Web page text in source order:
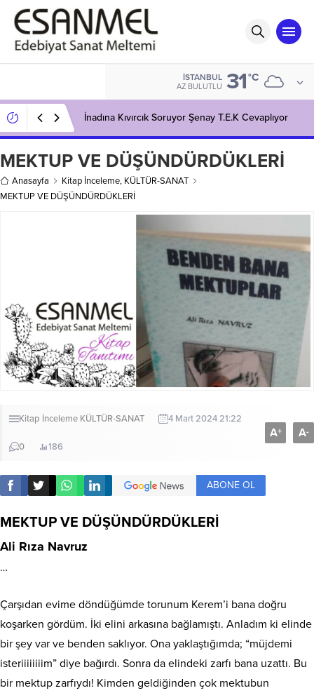
İSTANBUL
AZ BULUTLU 31°C
İnadına Kıvırcık Soruyor Şenay T.E.K Cevaplıyor
MEKTUP VE DÜŞÜNDÜRDÜKLERİ
Anasayfa Kitap İnceleme, KÜLTÜR-SANAT
MEKTUP VE DÜŞÜNDÜRDÜKLERİ
Kitap İnceleme KÜLTÜR-SANAT 4 Mart 2024 21:22
0 186
A+ A-
ABONE OL
MEKTUP VE DÜŞÜNDÜRDÜKLERİ
Ali Rıza Navruz
…
Çarşıdan evime döndüğümde torunum Kerem’i bana doğru
koşarken gördüm. İki elini arkasına bağlamıştı. Anladım ki elinde
bir şey var ve benden saklıyor. Ona yaklaştığımda; “müjdemi
isteriiiiiiiim” diye bağırdı. Sonra da elindeki zarfı bana uzattı. Bu
bir mektup zarfıydı! Kimden geldiğinden çok mektubun